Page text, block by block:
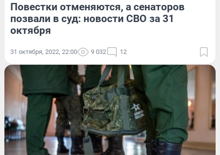
Повестки отменяются, а сенаторов
позвали в суд: новости СВО за 31
октября
31 октября, 2022, 22:00 9 032 12